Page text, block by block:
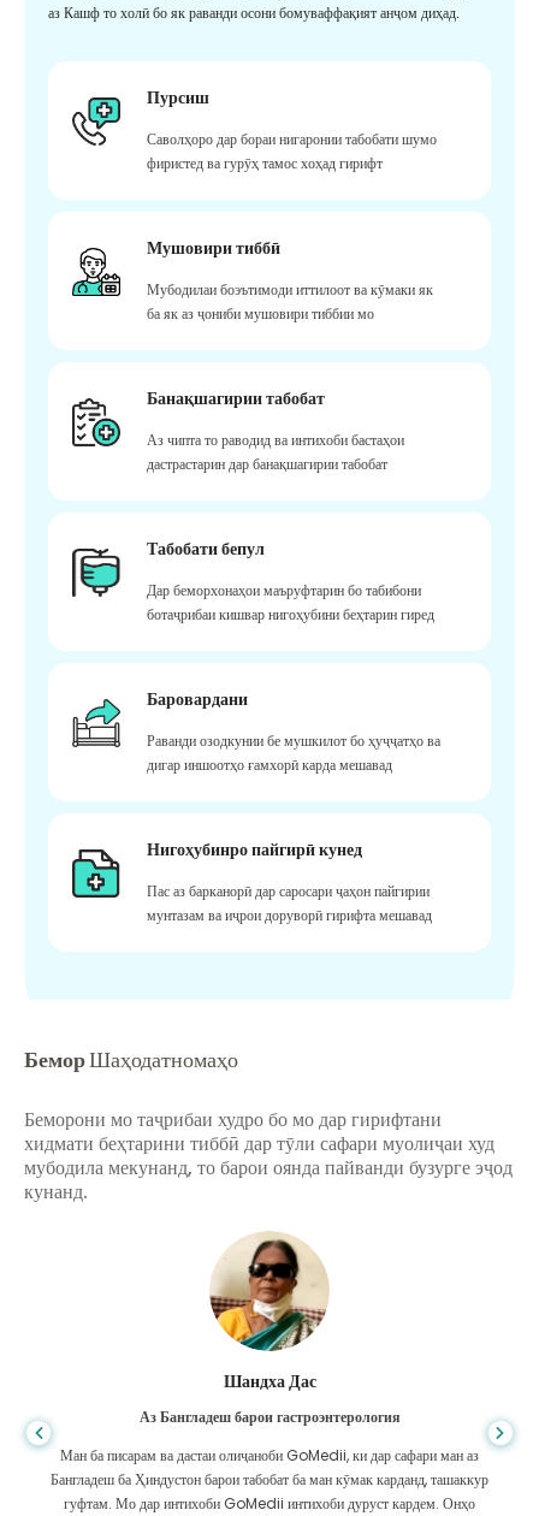
аз Кашф то холӣ бо як раванди осони бомуваффақият анҷом диҳад.
Пурсиш
Саволҳоро дар бораи нигаронии табобати шумо
фиристед ва гурӯҳ тамос хоҳад гирифт
Мушовири тиббӣ
Мубодилаи боэътимоди иттилоот ва кӯмаки як
ба як аз ҷониби мушовири тиббии мо
Банақшагирии табобат
Аз чипта то раводид ва интихоби бастаҳои
дастрастарин дар банақшагирии табобат
Табобати бепул
Дар беморхонаҳои маъруфтарин бо табибони
ботаҷрибаи кишвар нигоҳубини беҳтарин гиред
Баровардани
Раванди озодкунии бе мушкилот бо ҳуҷҷатҳо ва
дигар иншоотҳо ғамхорӣ карда мешавад
Нигоҳубинро пайгирӣ кунед
Пас аз барканорӣ дар саросари ҷаҳон пайгирии
мунтазам ва иҷрои доруворӣ гирифта мешавад
БеморШаҳодатномаҳо
Беморони мо таҷрибаи худро бо мо дар гирифтани
хидмати беҳтарини тиббӣ дар тӯли сафари муолиҷаи худ
мубодила мекунанд, то барои оянда пайванди бузурге эҷод
кунанд.
Шандха Дас
Аз Бангладеш барои гастроэнтерология
Ман ба писарам ва дастаи олиҷаноби GoMedii, ки дар сафари ман аз
Бангладеш ба Ҳиндустон барои табобат ба ман кӯмак карданд, ташаккур
гуфтам. Мо дар интихоби GoMedii интихоби дуруст кардем. Онҳо